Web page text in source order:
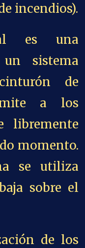
incendios).
es una
sistema
de
a los
libremente
momento.
se utiliza
sobre el
de los